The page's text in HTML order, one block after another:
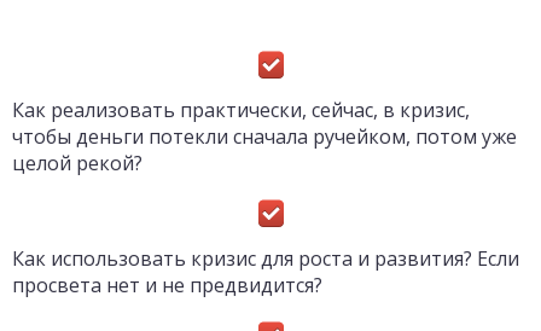
Как реализовать практически, сейчас, в кризис,
чтобы деньги потекли сначала ручейком, потом уже
целой рекой?
Как использовать кризис для роста и развития? Если
просвета нет и не предвидится?